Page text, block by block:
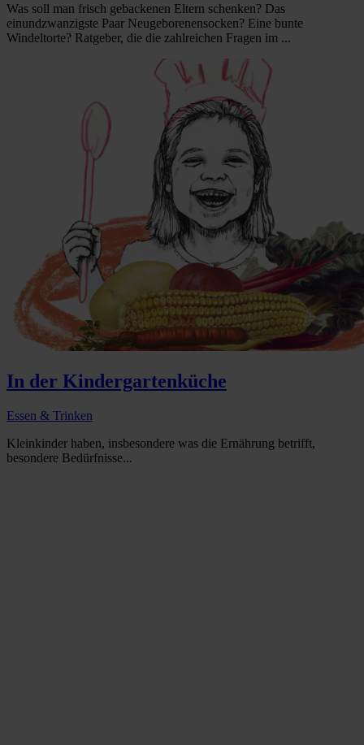
Was soll man frisch gebackenen Eltern schenken? Das
einundzwanzigste Paar Neugeborenensocken? Eine bunte
Windeltorte? Ratgeber, die die zahlreichen Fragen im ...
In der Kindergartenküche
Essen & Trinken
Kleinkinder haben, insbesondere was die Ernährung betrifft,
besondere Bedürfnisse...